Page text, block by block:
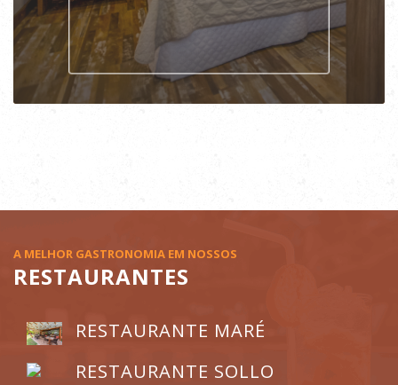
A MELHOR GASTRONOMIA EM NOSSOS
RESTAURANTES
RESTAURANTE MARÉ
RESTAURANTE SOLLO